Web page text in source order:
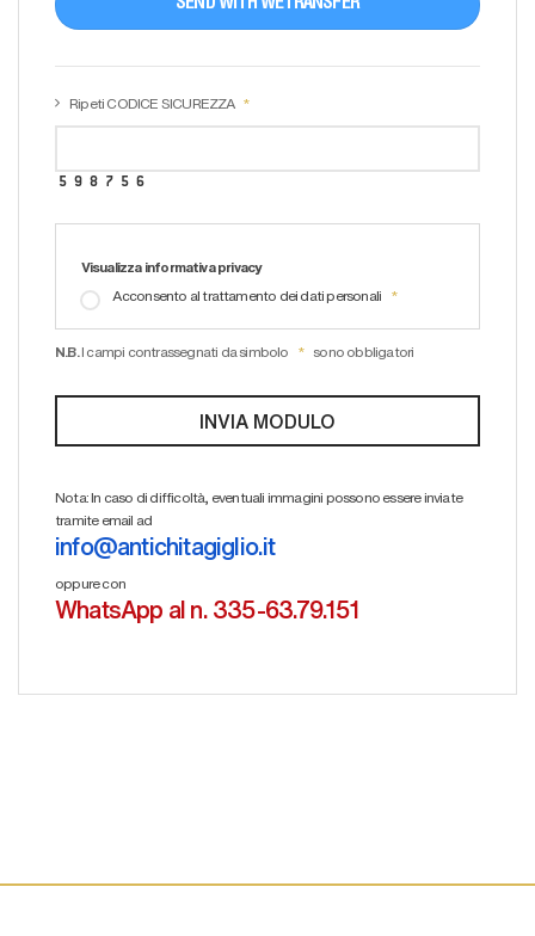
SEND WITH WETRANSFER
Ripeti CODICE SICUREZZA
Visualizza informativa privacy
Acconsento al trattamento dei dati personali
N.B. I campi contrassegnati da simbolo sono obbligatori
Nota: In caso di difficoltà, eventuali immagini possono essere inviate
tramite email ad
info@antichitagiglio.it
oppure con
WhatsApp al n. 335-63.79.151